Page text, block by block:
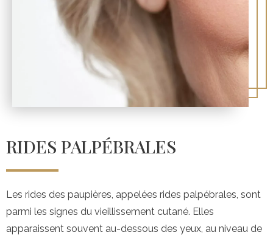
RIDES PALPÉBRALES
Les rides des paupières, appelées rides palpébrales, sont
parmi les signes du vieillissement cutané. Elles
apparaissent souvent au-dessous des yeux, au niveau de